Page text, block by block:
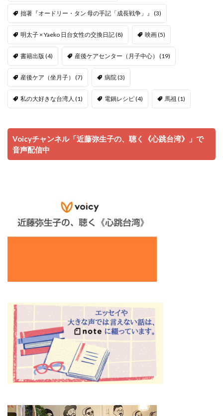
拙著『オードリー・タン 母の手記「成長戦争」』 (3)
明太子 × Yaeko 日台女性の交換日記(8) 映画(5)
書籍出版 (4) 産後ケアセンター（月子中心） (19)
産後ケア（坐月子） (7) 病院(3)
私の大好きな台湾人 (1) 電鍋レシピ(4) 馬祖 (1)
Voicyチャンネル「近藤弥生子の、聴く《心跳台湾》」で
音声配信中